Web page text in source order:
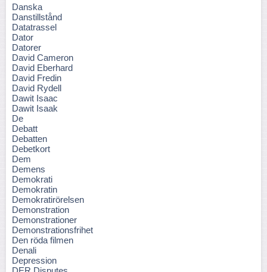
Danska
Danstillstånd
Datatrassel
Dator
Datorer
David Cameron
David Eberhard
David Fredin
David Rydell
Dawit Isaac
Dawit Isaak
De
Debatt
Debatten
Debetkort
Dem
Demens
Demokrati
Demokratin
Demokratirörelsen
Demonstration
Demonstrationer
Demonstrationsfrihet
Den röda filmen
Denali
Depression